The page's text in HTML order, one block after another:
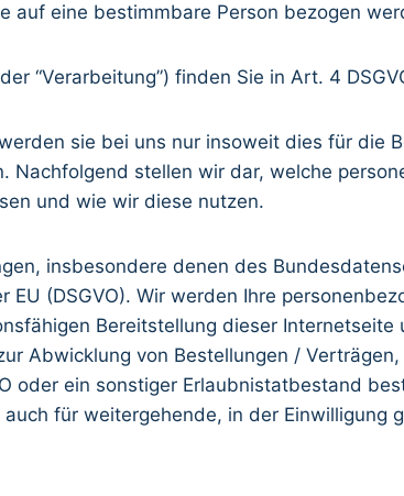
eine bestimmbare Person bezogen
“Verarbeitung”) finden Sie in Art. 4
sie bei uns nur insoweit dies für die
stellen wir dar, welche
und wie wir diese nutzen.
insbesondere denen des
(DSGVO). Wir werden Ihre
Bereitstellung dieser Internetseite
Abwicklung von Bestellungen /
oder ein sonstiger Erlaubnistatbestand
für weitergehende, in der Einwilligung